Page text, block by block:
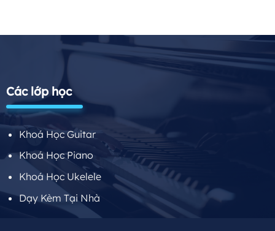
Các lớp học
Khoá Học Guitar
Khoá Học Piano
Khoá Học Ukelele
Dạy Kèm Tại Nhà